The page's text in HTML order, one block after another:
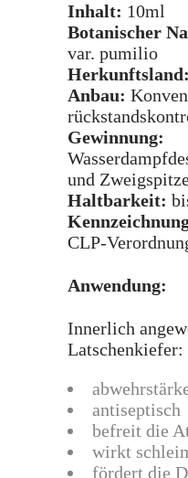
Inhalt: 10ml
Botanischer
var. pumilio
Herkunftsland:
Anbau:
Gewinnung:
und
Haltbarkeit:
CLP-
Anwendung:
Innerlich
Latschenkiefer:
antiseptisch
befreit die
wirkt
fördert die